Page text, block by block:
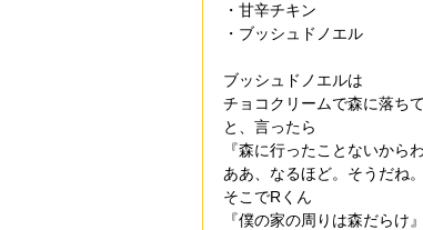
・甘辛チキン
・ブッシュドノエル
ブッシュドノエルは
チョコクリームで森に落ち
と、言ったら
『森に行ったことないから
ああ、なるほど。そうだね。
そこでRくん
『僕の家の周りは森だらけ』